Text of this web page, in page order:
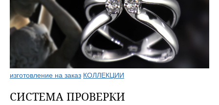
изготовление на заказ КОЛЛЕКЦИИ
СИСТЕМА ПРОВЕРКИ